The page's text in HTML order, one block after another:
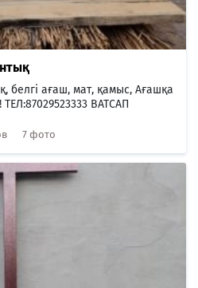
белгі ағаш, мат, қамыс, Ағашқа
ВАТСАП
7 фото